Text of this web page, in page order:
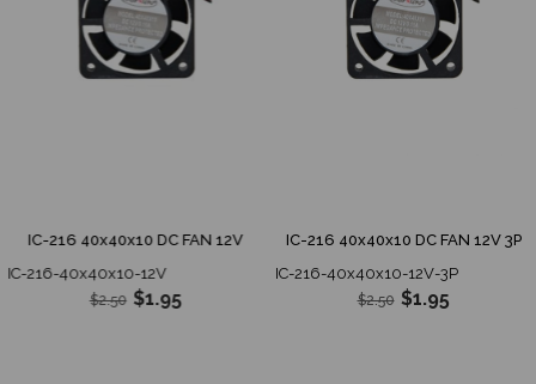
IC-216 40x40x10 DC FAN 12V
IC-216-40x40x10-12V
$1.95
$2.50
IC-216 40x40x10 DC FAN 12V 3P
IC-216-40x40x10-12V-3P
$1.95
$2.50